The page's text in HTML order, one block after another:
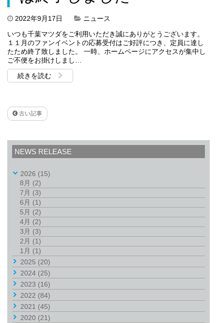
2022年9月17日
ニュース
いつも千葉マツダをご利用いただき誠にありがとうございます。
１１月のファンイベントの応募受付はご好評につき、定員に達し
たため終了致しました。 一時、ホームページにアクセスが集中し
ご不便をお掛けしまし…
続きを読む
古い記事
NEWS RELEASE
2026 (15)
8月 (2)
7月 (3)
6月 (1)
5月 (2)
4月 (2)
3月 (3)
2月 (1)
1月 (1)
2025 (20)
2024 (25)
2023 (16)
2022 (84)
2021 (45)
2020 (21)